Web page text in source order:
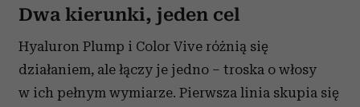
Dwa kierunki, jeden cel
Hyaluron Plump i Color Vive różnią się
działaniem, ale łączy je jedno – troska o włosy
w ich pełnym wymiarze. Pierwsza linia skupia się